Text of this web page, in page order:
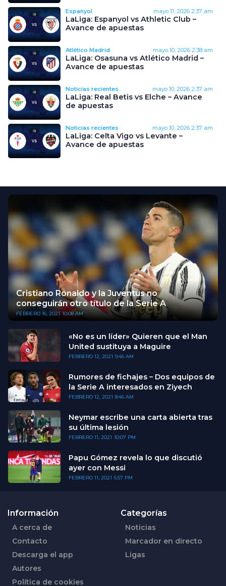
Espanyol mayo 11, 2026 2:37 am
LaLiga: Espanyol vs Athletic Club –
Avance de apuestas
Atlético Madrid mayo 10, 2026 2:38 am
LaLiga: Osasuna vs Atlético Madrid –
Avance de apuestas
Noticias recientes mayo 10, 2026 2:37 am
LaLiga: Real Betis vs Elche – Avance
de apuestas
Noticias recientes mayo 10, 2026 2:37 am
LaLiga: Celta Vigo vs Levante –
Avance de apuestas
Cristiano Ronaldo y la Juventus no
conseguirán otro título de la Serie A
FEBRERO 16, 2021 10:08 AM
«No es un líder» Quieren que el Man
United sustituya a Maguire
FEBRERO 12, 2021 9:46 AM
Rumores de fichajes – Dos equipos de
la Serie A interesados en Ziyech
FEBRERO 12, 2021 8:46 AM
Neymar escribe una carta abierta tras
su última lesión
FEBRERO 11, 2021 10:07 PM
Papu Gómez revela lo que discutió
ayer con Messi
FEBRERO 11, 2021 6:57 PM
Información
A cerca de
Contacto
Descarga el app
Autores
Política de cookies
Categorías
Noticias
Marcador en directo
Ligas